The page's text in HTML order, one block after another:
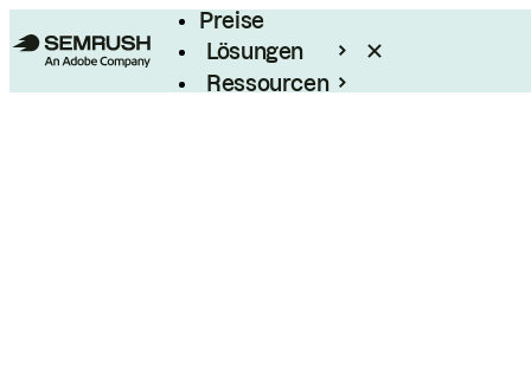
Preise
Lösungen
Ressourcen